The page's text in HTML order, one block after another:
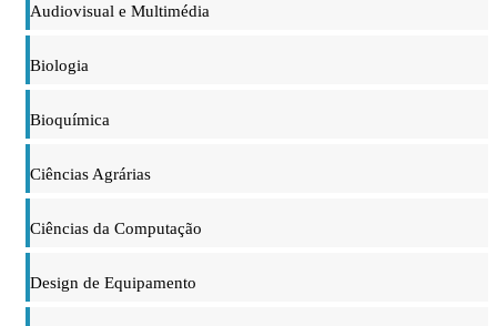
Audiovisual e Multimédia
Biologia
Bioquímica
Ciências Agrárias
Ciências da Computação
Design de Equipamento